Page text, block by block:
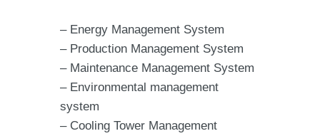
– Energy Management System
– Production Management System
– Maintenance Management System
– Environmental management
system
– Cooling Tower Management